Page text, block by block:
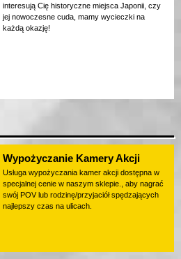
interesują Cię historyczne miejsca Japonii, czy
jej nowoczesne cuda, mamy wycieczki na
każdą okazję!
Wypożyczanie Kamery Akcji
Usługa wypożyczania kamer akcji dostępna w
specjalnej cenie w naszym sklepie., aby nagrać
swój POV lub rodzinę/przyjaciół spędzających
najlepszy czas na ulicach.